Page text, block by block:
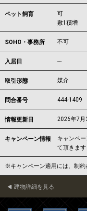
ペット飼育
可
敷1積増
SOHO・事務所 不可
入居日 ---
取引形態 媒介
問合番号 444-1409
情報更新日 2026年7月
キャンペーン情報
キャンペ
て頂きます
※キャンペーン適用には、制
建物詳細を見る